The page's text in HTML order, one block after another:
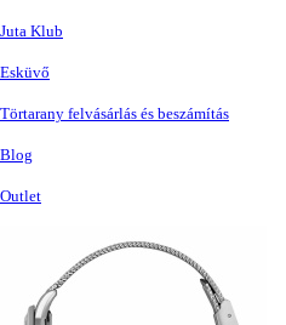
Juta Klub
Esküvő
Törtarany felvásárlás és beszámítás
Blog
Outlet